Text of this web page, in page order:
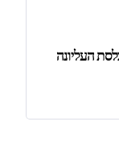
העליונה